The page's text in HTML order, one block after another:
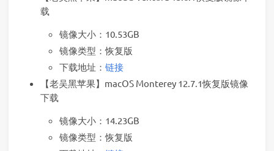
载
镜像大小：10.53GB
镜像类型：恢复版
下载地址： 链接
【老吴黑苹果】macOS Monterey 12.7.1恢复版镜像
下载
镜像大小：14.23GB
镜像类型：恢复版